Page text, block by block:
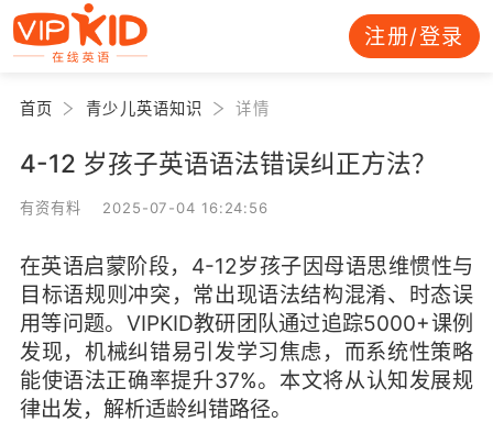
注册/登录
首页 青少儿英语知识 详情
4-12 岁孩子英语语法错误纠正方法？
有资有料 2025-07-04 16:24:56
在英语启蒙阶段，4-12岁孩子因母语思维惯性与
目标语规则冲突，常出现语法结构混淆、时态误
用等问题。VIPKID教研团队通过追踪5000+课例
发现，机械纠错易引发学习焦虑，而系统性策略
能使语法正确率提升37%。本文将从认知发展规
律出发，解析适龄纠错路径。